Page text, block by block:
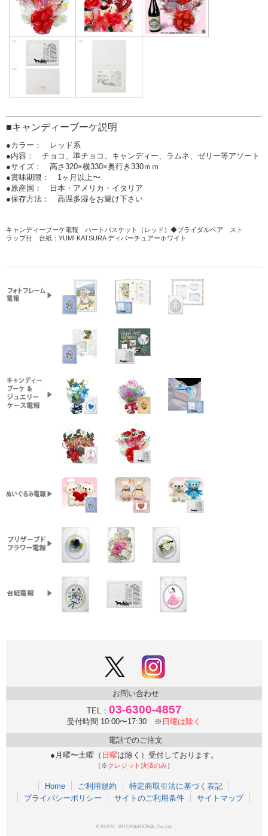
■キャンディーブーケ説明
●カラー： レッド系
●内容： チョコ、準チョコ、キャンディー、ラムネ、ゼリー等アソート
●サイズ： 高さ320×横330×奥行き330ｍｍ
●賞味期限： 1ヶ月以上〜
●原産国： 日本・アメリカ・イタリア
●保存方法： 高温多湿をお避け下さい
キャンディーブーケ電報 ハートバスケット（レッド） ◆ブライダルベア スト
ラップ付 台紙：YUMI KATSURA ディパーチュアーホワイト
お問い合わせ
TEL： 03-6300-4857
受付時間 10:00〜17:30 ※ 日曜は除く
電話でのご注文
●月曜〜土曜（ 日曜は除く）受付しております。
（※クレジット決済のみ）
Home ご利用規約
特定商取引法に基づく表記
プライバシーポリシー
サイトのご利用条件 サイトマップ
© ROYS・INTERNATIONAL Co.,Ltd.